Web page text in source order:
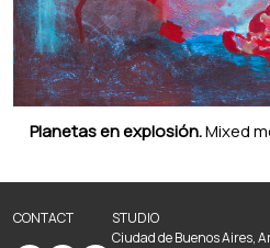
Planetas en explosión.Mixed
CONTACT
STUDIO
Ciudad de Buenos Aires,